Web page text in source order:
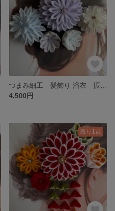
4,500円
残り1点